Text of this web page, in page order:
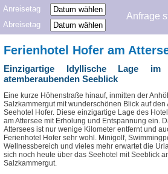
Anreisetag
Abreisetag
Ferienhotel Hofer am
Einzigartige Idyllische Lage im
atemberaubenden Seeblick
Eine kurze Höhenstraße hinauf, inmitten der
Salzkammergut mit wunderschönen Blick auf den
Seehotel Hofer. Diese einzigartige Lage des
am Attersee mit Erholung und Entspannung ein.
Attersees ist nur wenige Kilometer entfernt und
Ferienhotel Hofer sehr wohl. Minigolf,
Wellnessbereich und vieles mehr erwartet die
sich noch heute über das Seehotel mit Seeblick
Salzkammergut.